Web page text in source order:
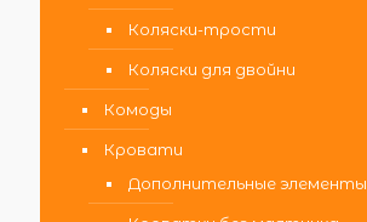
Коляски-трости
Коляски для двойни
Комоды
Кровати
Дополнительные элементы